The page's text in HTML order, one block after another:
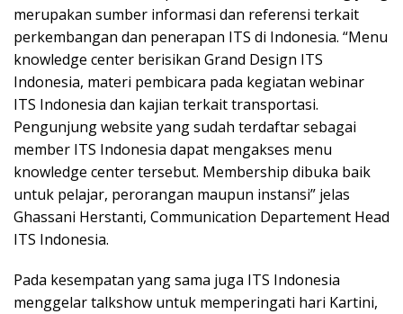
merupakan sumber informasi dan referensi terkait
perkembangan dan penerapan ITS di Indonesia. “Menu
knowledge center berisikan Grand Design ITS
Indonesia, materi pembicara pada kegiatan webinar
ITS Indonesia dan kajian terkait transportasi.
Pengunjung website yang sudah terdaftar sebagai
member ITS Indonesia dapat mengakses menu
knowledge center tersebut. Membership dibuka baik
untuk pelajar, perorangan maupun instansi” jelas
Ghassani Herstanti, Communication Departement Head
ITS Indonesia.
Pada kesempatan yang sama juga ITS Indonesia
menggelar talkshow untuk memperingati hari Kartini,